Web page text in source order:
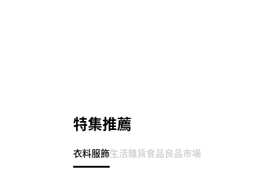
特集推薦
衣料服飾生活雜貨食品良品市場